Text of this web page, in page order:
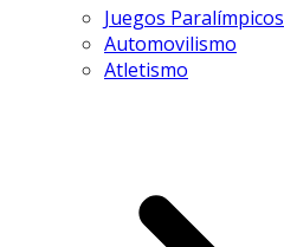
Juegos Paralímpicos
Automovilismo
Atletismo